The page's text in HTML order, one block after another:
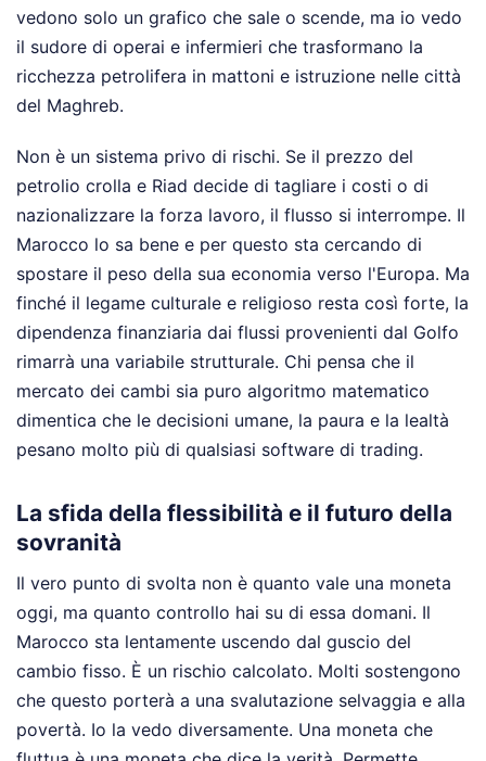
vedono solo un grafico che sale o scende, ma io vedo
il sudore di operai e infermieri che trasformano la
ricchezza petrolifera in mattoni e istruzione nelle città
del Maghreb.
Non è un sistema privo di rischi. Se il prezzo del
petrolio crolla e Riad decide di tagliare i costi o di
nazionalizzare la forza lavoro, il flusso si interrompe. Il
Marocco lo sa bene e per questo sta cercando di
spostare il peso della sua economia verso l'Europa. Ma
finché il legame culturale e religioso resta così forte, la
dipendenza finanziaria dai flussi provenienti dal Golfo
rimarrà una variabile strutturale. Chi pensa che il
mercato dei cambi sia puro algoritmo matematico
dimentica che le decisioni umane, la paura e la lealtà
pesano molto più di qualsiasi software di trading.
La sfida della flessibilità e il futuro della
sovranità
Il vero punto di svolta non è quanto vale una moneta
oggi, ma quanto controllo hai su di essa domani. Il
Marocco sta lentamente uscendo dal guscio del
cambio fisso. È un rischio calcolato. Molti sostengono
che questo porterà a una svalutazione selvaggia e alla
povertà. Io la vedo diversamente. Una moneta che